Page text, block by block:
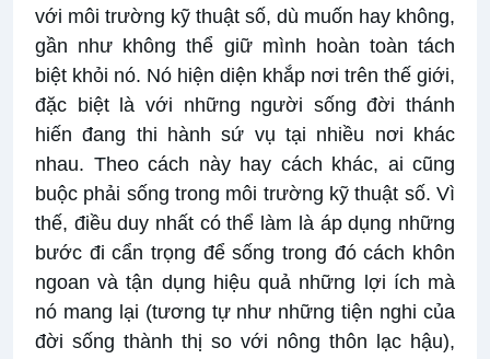
với môi trường kỹ thuật số, dù muốn hay không,
gần như không thể giữ mình hoàn toàn tách
biệt khỏi nó. Nó hiện diện khắp nơi trên thế giới,
đặc biệt là với những người sống đời thánh
hiến đang thi hành sứ vụ tại nhiều nơi khác
nhau. Theo cách này hay cách khác, ai cũng
buộc phải sống trong môi trường kỹ thuật số. Vì
thế, điều duy nhất có thể làm là áp dụng những
bước đi cẩn trọng để sống trong đó cách khôn
ngoan và tận dụng hiệu quả những lợi ích mà
nó mang lại (tương tự như những tiện nghi của
đời sống thành thị so với nông thôn lạc hậu),